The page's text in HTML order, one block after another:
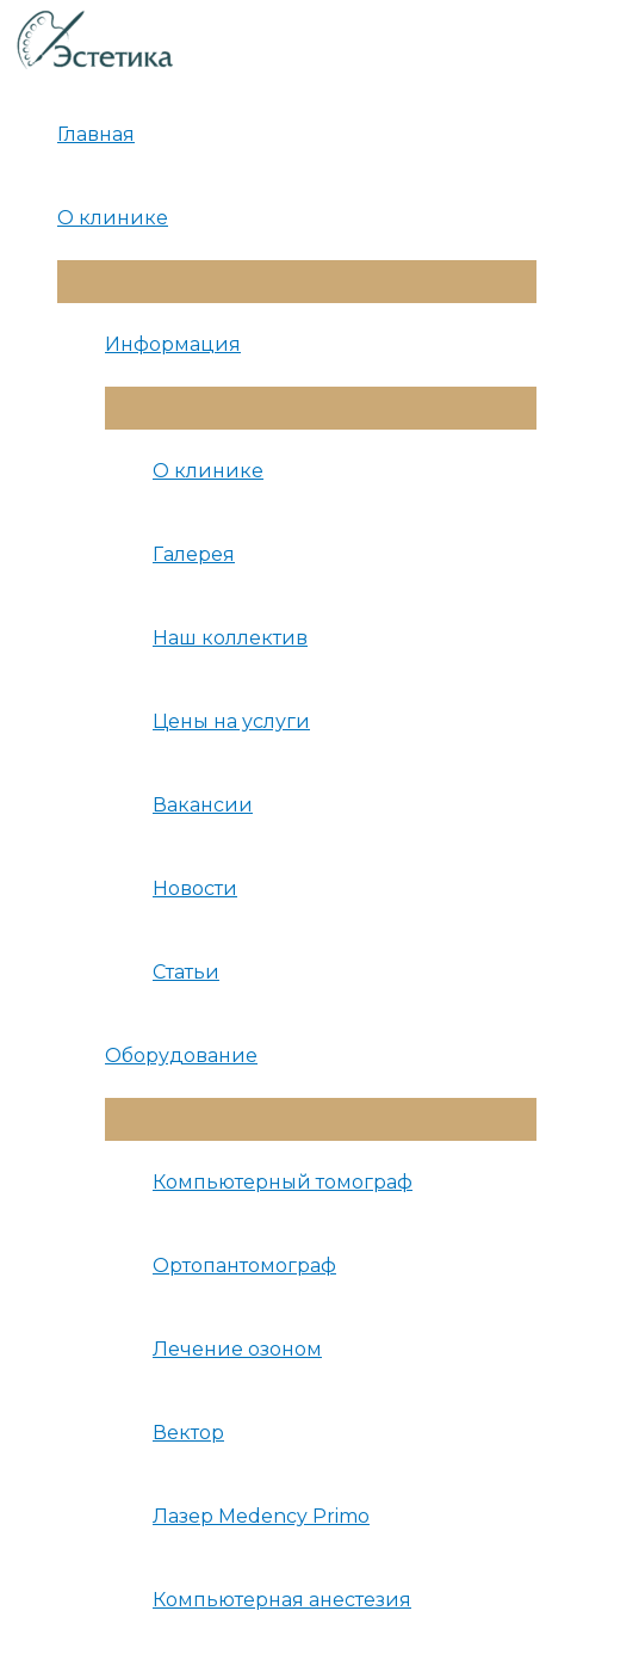
Перейти
к
содержимому
Главная
О клинике
Меню
Информация
Меню
О клинике
Галерея
Наш коллектив
Цены на услуги
Вакансии
Новости
Статьи
Оборудование
Меню
Компьютерный томограф
Ортопантомограф
Лечение озоном
Вектор
Лазер Medency Primo
Компьютерная анестезия